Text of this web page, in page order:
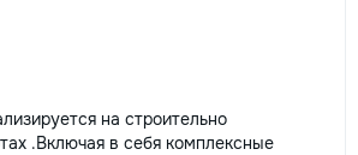
на строительно
.Включая в себя комплексные